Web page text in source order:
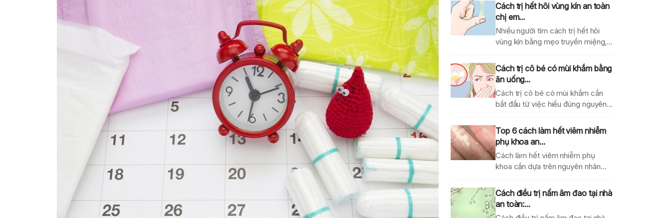
Cách trị hết hôi vùng kín an toàn
chị em...
Nhiều người tìm cách trị hết hôi
vùng kín bằng mẹo truyền miệng,
Cách trị cô bé có mùi khắm bằng
ăn uống...
Cách trị cô bé có mùi khắm cần
bắt đầu từ việc hiểu đúng nguyên...
Top 6 cách làm hết viêm nhiễm
phụ khoa an...
Cách làm hết viêm nhiễm phụ
khoa cần dựa trên nguyên nhân
Cách điều trị nấm âm đao tại nhà
an toàn:...